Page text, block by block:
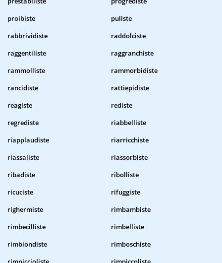
proibiste
puliste
rabbrividiste
raddolciste
raggentiliste
raggranchiste
rammolliste
rammorbidiste
rancidiste
rattiepidiste
reagiste
rediste
regrediste
riabbelliste
riapplaudiste
riarricchiste
riassaliste
riassorbiste
ribadiste
ribolliste
ricuciste
rifuggiste
righermiste
rimbambiste
rimbecilliste
rimbelliste
rimbiondiste
rimboschiste